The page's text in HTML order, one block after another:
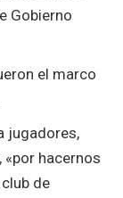
Gobierno
el marco
jugadores,
hacernos
de